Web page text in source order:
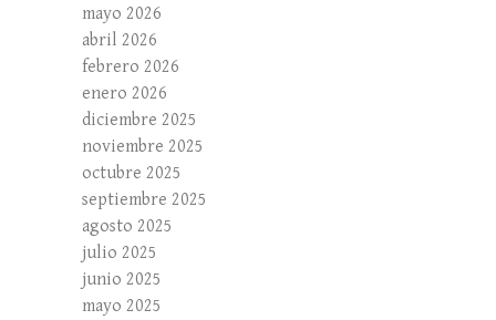
mayo 2026
abril 2026
febrero 2026
enero 2026
diciembre 2025
noviembre 2025
octubre 2025
septiembre 2025
agosto 2025
julio 2025
junio 2025
mayo 2025